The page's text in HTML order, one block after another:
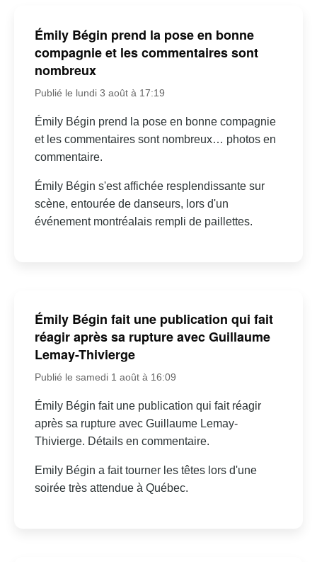
Émily Bégin prend la pose en bonne
compagnie et les commentaires sont
nombreux
Publié le lundi 3 août à 17:19
Émily Bégin prend la pose en bonne compagnie
et les commentaires sont nombreux… photos en
commentaire.
Émily Bégin s'est affichée resplendissante sur
scène, entourée de danseurs, lors d'un
événement montréalais rempli de paillettes.
Émily Bégin fait une publication qui fait
réagir après sa rupture avec Guillaume
Lemay-Thivierge
Publié le samedi 1 août à 16:09
Émily Bégin fait une publication qui fait réagir
après sa rupture avec Guillaume Lemay-
Thivierge. Détails en commentaire.
Emily Bégin a fait tourner les têtes lors d'une
soirée très attendue à Québec.